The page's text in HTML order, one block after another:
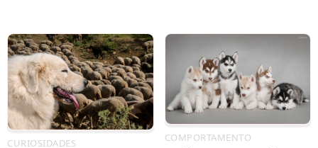
CURIOSIDADES COMPORTAMENTO